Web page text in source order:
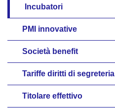
Incubatori
PMI innovative
Società benefit
Tariffe diritti di segreteria
Titolare effettivo